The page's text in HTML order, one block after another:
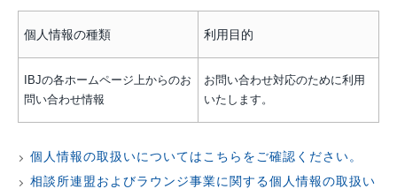
個人情報の種類 利用目的
IBJの各ホームページ上からのお
問い合わせ情報
お問い合わせ対応のために利用
いたします。
個人情報の取扱いについてはこちらをご確認ください。
相談所連盟およびラウンジ事業に関する個人情報の取扱い